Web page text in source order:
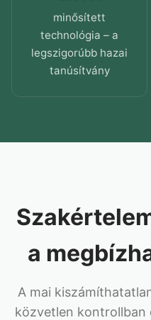
minősített
technológia – a
legszigorúbb hazai
tanúsítvány
a
A mai
közvetlen kontrollban